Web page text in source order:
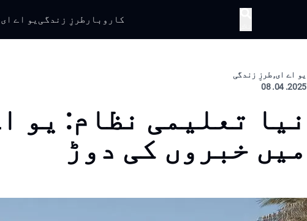
کاروبار طرزِ زندگی یو اے ای
یو اے ای, طرزِ زندگی
2025. 04. 08
نیا تعلیمی نظام: یو
میں خبروں کی دوڑ